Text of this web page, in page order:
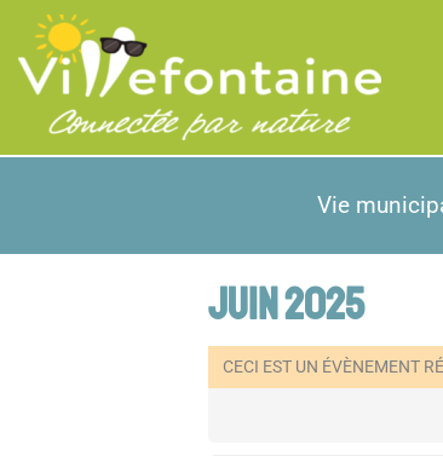
Vie
JUIN 2025
CECI EST UN ÉVÈNEMENT